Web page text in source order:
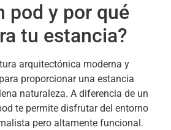
pod y por qué
tu estancia?
arquitectónica moderna y
proporcionar una estancia
naturaleza. A diferencia de un
te permite disfrutar del entorno
pero altamente funcional .